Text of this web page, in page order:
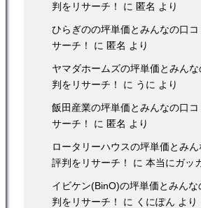
判をリサーチ！
に 匿名 より
ひらぎのの坪単価とみんなの口コ
サーチ！
に 匿名 より
ヤマダホームズの坪単価とみん
判をリサーチ！
に うに より
飯田産業の坪単価とみんなの口コ
サーチ！
に 匿名 より
ロータリーハウスの坪単価とみ
評判をリサーチ！
に 本当にガッ
イビケン(BinO)の坪単価とみん
判をリサーチ！
に くにぽん より